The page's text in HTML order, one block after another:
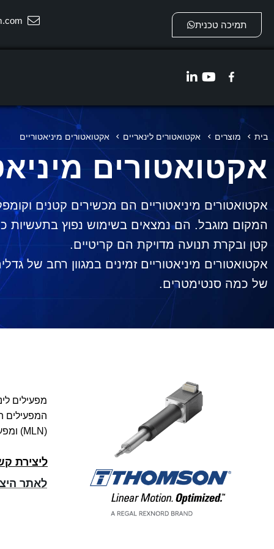
תמיכה טכנית
בית מוצרים אקטואטורים לינאריים אקטואטורים מיניאטוריים
אקטואטורים
אקטואטורים מיניאטוריים הם מכשירים קטנים
המקום מוגבל. הם נמצאים בשימוש נפוץ בתעשיות
קטן ובקרת תנועה מדויקת הם קריטיים.
אקטואטורים מיניאטוריים זמינים במגוון רחב של
של כמה סנטימטרים.
(MLN) ומפעיל (MLA).
ליצירת
לאתר